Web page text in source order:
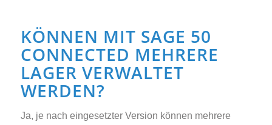
KÖNNEN MIT SAGE 50
CONNECTED MEHRERE
LAGER VERWALTET
WERDEN?
Ja, je nach eingesetzter Version können mehrere